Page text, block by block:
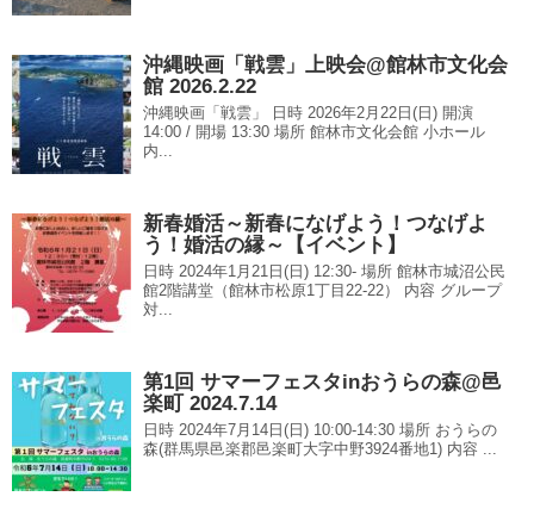
沖縄映画「戦雲」上映会@館林市文化会
館 2026.2.22
沖縄映画「戦雲」 日時 2026年2月22日(日) 開演
14:00 / 開場 13:30 場所 館林市文化会館 小ホール
内...
新春婚活～新春になげよう！つなげよ
う！婚活の縁～【イベント】
日時 2024年1月21日(日) 12:30- 場所 館林市城沼公民
館2階講堂（館林市松原1丁目22-22） 内容 グループ
対...
第1回 サマーフェスタinおうらの森@邑
楽町 2024.7.14
日時 2024年7月14日(日) 10:00-14:30 場所 おうらの
森(群馬県邑楽郡邑楽町大字中野3924番地1) 内容 ...